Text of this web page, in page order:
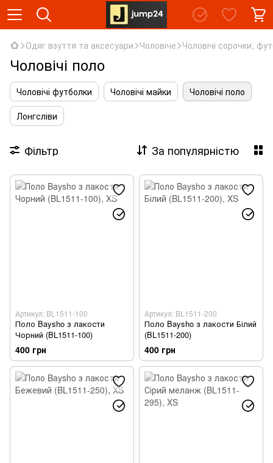
Одяг взуття та аксесуари Чоловіче Чоловічі сорочки,
Чоловічі поло
Чоловічі футболки Чоловічі майки
Чоловічі поло
Лонгсліви
Фільтр За популярністю
Артикул: BL1511-100
Поло Baysho з лакости
Чорний (BL1511-100)
400 грн
Артикул: BL1511-200
Поло Baysho з лакости Білий
(BL1511-200)
400 грн